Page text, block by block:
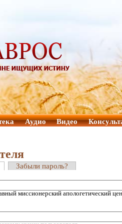
Аудио Видео
Забыли пароль?
миссионерский апологетический